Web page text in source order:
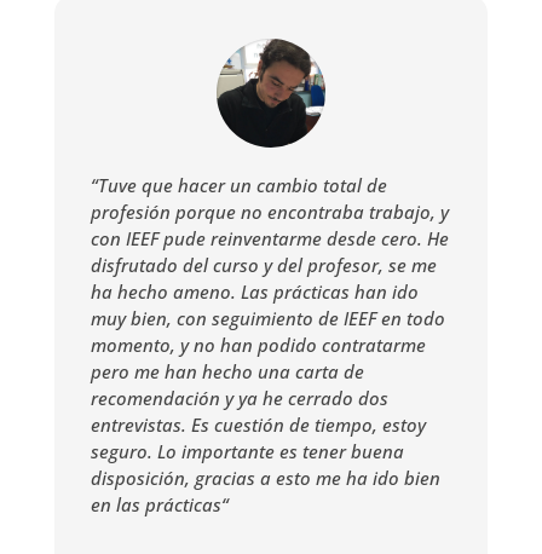
“Tuve que hacer un cambio total de
profesión porque no encontraba trabajo, y
con IEEF pude reinventarme desde cero. He
disfrutado del curso y del profesor, se me
ha hecho ameno. Las prácticas han ido
muy bien, con seguimiento de IEEF en todo
momento, y no han podido contratarme
pero me han hecho una carta de
recomendación y ya he cerrado dos
entrevistas. Es cuestión de tiempo, estoy
seguro. Lo importante es tener buena
disposición, gracias a esto me ha ido bien
en las prácticas“